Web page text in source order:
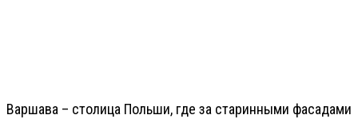
Варшава – столица Польши, где за старинными фасадами